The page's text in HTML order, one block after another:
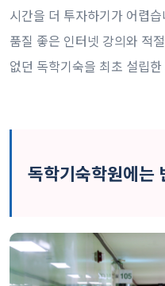
시간을 더 투자하기가 어렵
품질 좋은 인터넷 강의와 적
없던 독학기숙을 최초 설립
독학기숙학원에는